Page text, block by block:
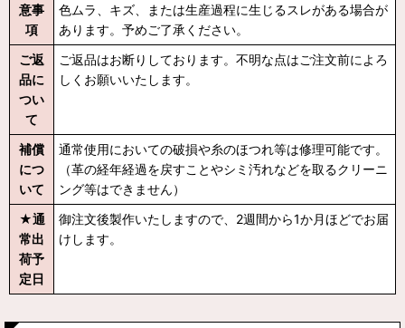
意事
項
色ムラ、キズ、または生産過程に生じるスレがある場合が
あります。予めご了承ください。
ご返
品に
つい
て
ご返品はお断りしております。不明な点はご注文前によろ
しくお願いいたします。
補償
につ
いて
通常使用においての破損や糸のほつれ等は修理可能です。
（革の経年経過を戻すことやシミ汚れなどを取るクリーニ
ング等はできません）
★通
常出
荷予
定日
御注文後製作いたしますので、2週間から1か月ほどでお届
けします。